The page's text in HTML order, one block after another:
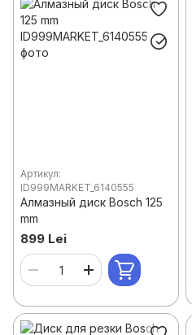
Артикул:
ID999MARKET_6140555
Алмазный диск Bosch 125
mm
899 Lei